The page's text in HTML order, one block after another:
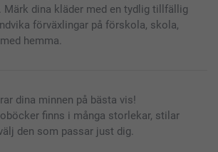
Märk dina kläder med en tydlig tillfällig
förväxlingar på förskola, skola,
hemma.
dina minnen på bästa vis!
finns i många storlekar, stilar
den som passar just dig.